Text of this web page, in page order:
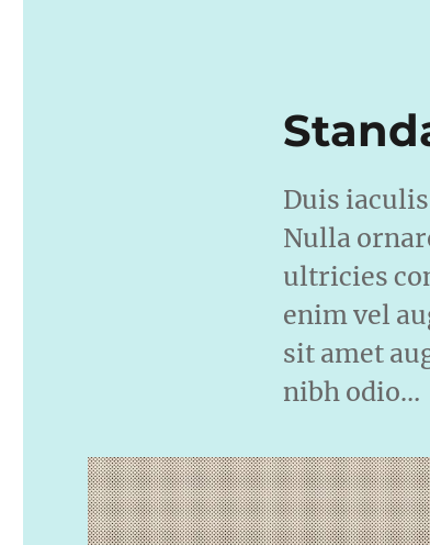
Duis
Nulla
ultricies
enim vel
sit amet
nibh odio…